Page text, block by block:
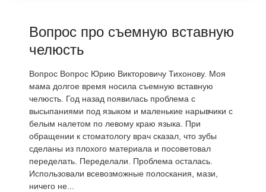
Вопрос про съемную вставную
челюсть
Вопрос Вопрос Юрию Викторовичу Тихонову. Моя
мама долгое время носила съемную вставную
челюсть. Год назад появилась проблема с
высыпаниями под языком и маленькие нарывчики с
белым налетом по левому краю языка. При
обращении к стоматологу врач сказал, что зубы
сделаны из плохого материала и посоветовал
переделать. Переделали. Проблема осталась.
Использовали всевозможные полоскания, мази,
ничего не...